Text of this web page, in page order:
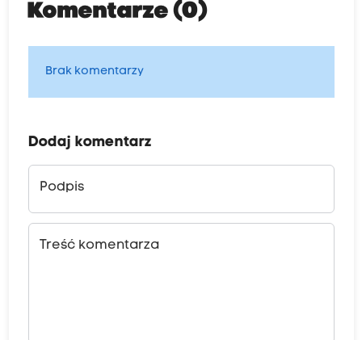
Komentarze (0)
Brak komentarzy
Dodaj komentarz
Podpis
Treść komentarza